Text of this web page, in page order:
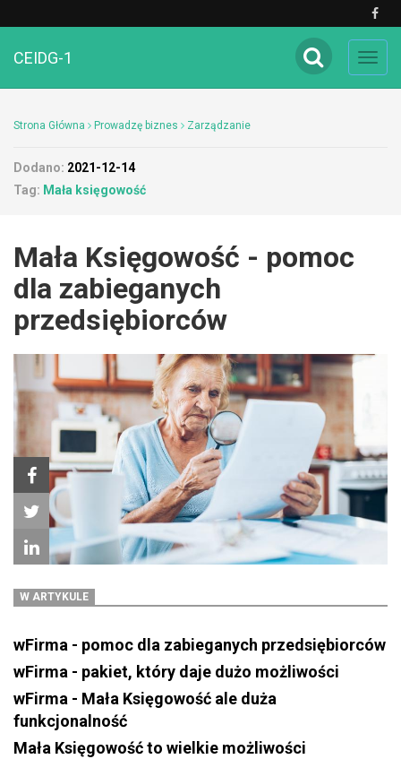
CEIDG-1
Strona Główna Prowadzę biznes Zarządzanie
Dodano: 2021-12-14
Tag: Mała księgowość
Mała Księgowość - pomoc
dla zabieganych
przedsiębiorców
W ARTYKULE
wFirma - pomoc dla zabieganych przedsiębiorców
wFirma - pakiet, który daje dużo możliwości
wFirma - Mała Księgowość ale duża
funkcjonalność
Mała Księgowość to wielkie możliwości